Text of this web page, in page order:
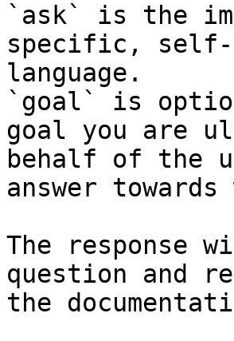
`ask` is the
specific, self-
language.
`goal` is
goal you are
behalf of the
answer
The response
question and
the